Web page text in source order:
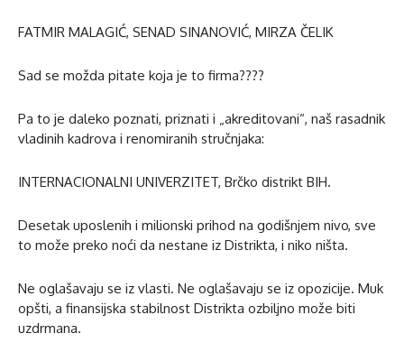
FATMIR MALAGIĆ, SENAD SINANOVIĆ, MIRZA ČELIK
Sad se možda pitate koja je to firma????
Pa to je daleko poznati, priznati i „akreditovani“, naš rasadnik
vladinih kadrova i renomiranih stručnjaka:
INTERNACIONALNI UNIVERZITET, Brčko distrikt BIH.
Desetak uposlenih i milionski prihod na godišnjem nivo, sve
to može preko noći da nestane iz Distrikta, i niko ništa.
Ne oglašavaju se iz vlasti. Ne oglašavaju se iz opozicije. Muk
opšti, a finansijska stabilnost Distrikta ozbiljno može biti
uzdrmana.